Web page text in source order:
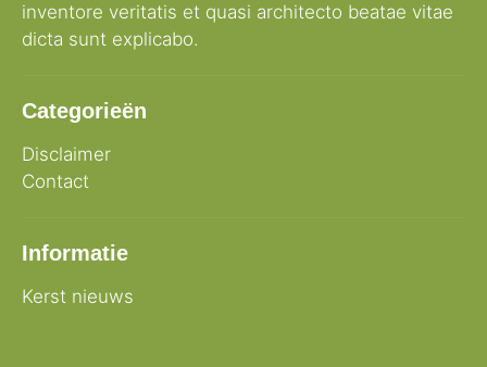
inventore veritatis et quasi architecto beatae vitae
dicta sunt explicabo.
Categorieën
Disclaimer
Contact
Informatie
Kerst nieuws